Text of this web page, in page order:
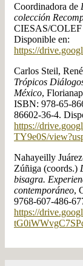
Coordinadora de
colección
CIESAS/COLEF
Disponible en:
https://
Carlos Steil,
Trópicos
México,
ISBN: 978-65-
86602-36-4.
https://
TY9e0S/
Nahayeilly
Zúñiga (coords.)
bisagra.
contemporáneo,
9768-607-486-
https://